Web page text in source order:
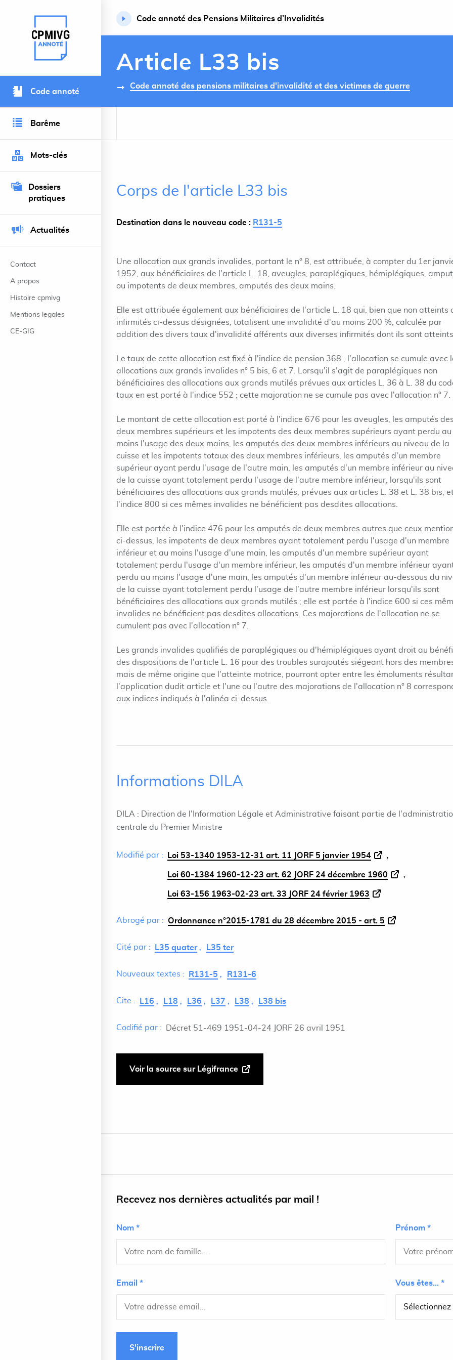
Retour à l’accueil du site
Code annoté
Barême
Mots-clés
Dossiers
pratiques
Actualités
Contact
A propos
Histoire cpmivg
Mentions legales
CE-GIG
Code annoté des Pensions Militaires d’Invalidités
Article L33 bis
Code annoté des pensions militaires d'invalidité et des victimes de guerre
Corps de l'article L33 bis
Destination dans le nouveau code : R131-5
Une allocation aux grands invalides, portant le n° 8, est attribuée, à compter du 1er
1952, aux bénéficiaires de l'article L. 18, aveugles, paraplégiques, hémiplégiques,
ou impotents de deux membres, amputés des deux mains.
Elle est attribuée également aux bénéficiaires de l'article L. 18 qui, bien que non atteints
infirmités ci-dessus désignées, totalisent une invalidité d'au moins 200 %, calculée par
addition des divers taux d'invalidité afférents aux diverses infirmités dont ils sont atteints.
Le taux de cette allocation est fixé à l'indice de pension 368 ; l'allocation se cumule avec
allocations aux grands invalides n° 5 bis, 6 et 7. Lorsqu'il s'agit de paraplégiques non
bénéficiaires des allocations aux grands mutilés prévues aux articles L. 36 à L. 38 du
taux en est porté à l'indice 552 ; cette majoration ne se cumule pas avec l'allocation n° 7.
Le montant de cette allocation est porté à l'indice 676 pour les aveugles, les amputés des
deux membres supérieurs et les impotents des deux membres supérieurs ayant perdu au
moins l'usage des deux mains, les amputés des deux membres inférieurs au niveau de la
cuisse et les impotents totaux des deux membres inférieurs, les amputés d'un membre
supérieur ayant perdu l'usage de l'autre main, les amputés d'un membre inférieur au
de la cuisse ayant totalement perdu l'usage de l'autre membre inférieur, lorsqu'ils sont
bénéficiaires des allocations aux grands mutilés, prévues aux articles L. 38 et L. 38 bis,
l'indice 800 si ces mêmes invalides ne bénéficient pas desdites allocations.
Elle est portée à l'indice 476 pour les amputés de deux membres autres que ceux
ci-dessus, les impotents de deux membres ayant totalement perdu l'usage d'un membre
inférieur et au moins l'usage d'une main, les amputés d'un membre supérieur ayant
totalement perdu l'usage d'un membre inférieur, les amputés d'un membre inférieur
perdu au moins l'usage d'une main, les amputés d'un membre inférieur au-dessous du
de la cuisse ayant totalement perdu l'usage de l'autre membre inférieur lorsqu'ils sont
bénéficiaires des allocations aux grands mutilés ; elle est portée à l'indice 600 si ces
invalides ne bénéficient pas desdites allocations. Ces majorations de l'allocation ne se
cumulent pas avec l'allocation n° 7.
Les grands invalides qualifiés de paraplégiques ou d'hémiplégiques ayant droit au
des dispositions de l'article L. 16 pour des troubles surajoutés siégeant hors des
mais de même origine que l'atteinte motrice, pourront opter entre les émoluments
l'application dudit article et l'une ou l'autre des majorations de l'allocation n° 8
aux indices indiqués à l'alinéa ci-dessus.
Informations DILA
DILA : Direction de l'Information Légale et Administrative faisant partie de
centrale du Premier Ministre
Modifié par : Loi 53-1340 1953-12-31 art. 11 JORF 5 janvier 1954
Loi 60-1384 1960-12-23 art. 62 JORF 24 décembre 1960
Loi 63-156 1963-02-23 art. 33 JORF 24 février 1963
Abrogé par : Ordonnance n°2015-1781 du 28 décembre 2015 - art. 5
Cité par : L35 quater L35 ter
Nouveaux textes : R131-5 R131-6
Cite : L16 L18 L36 L37 L38 L38 bis
Codifié par : Décret 51-469 1951-04-24 JORF 26 avril 1951
Voir la source sur Légifrance
Recevez nos dernières actualités par mail !
Nom * Prénom *
Email * Vous êtes... *
S'inscrire